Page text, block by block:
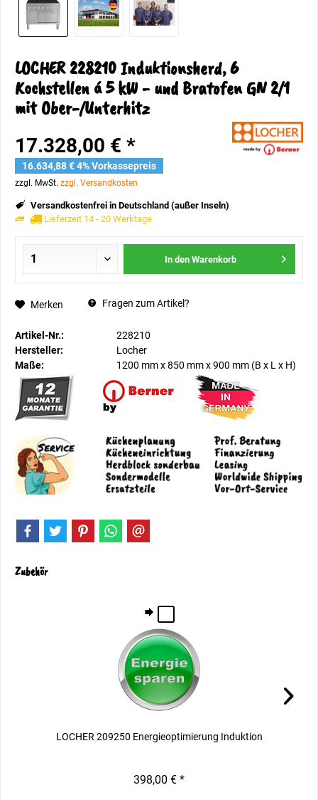
LOCHER 228210 Induktionsherd, 6
Kochstellen á 5 kW - und Bratofen GN 2/1
mit Ober-/Unterhitz
17.328,00 € *
16.634,88 € 4% Vorkassepreis
zzgl. MwSt. zzgl. Versandkosten
Versandkostenfrei in Deutschland (außer Inseln)
Lieferzeit 14 - 20 Werktage
In den Warenkorb
Merken Fragen zum Artikel?
Artikel-Nr.:
228210
Hersteller:
Locher
Maße:
1200 mmx850 mmx900 mm (B x L x H)
Zubehör
LOCHER 209250 Energieoptimierung Induktion
398,00 € *